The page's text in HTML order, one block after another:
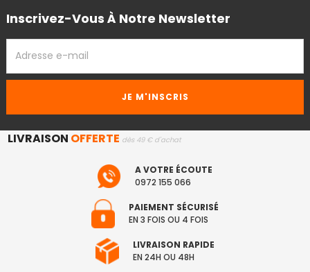
Inscrivez-Vous À Notre Newsletter
EMAIL
LIVRAISON OFFERTE dès 49 € d'achat
A VOTRE ÉCOUTE
0972 155 066
PAIEMENT SÉCURISÉ
EN 3 FOIS OU 4 FOIS
LIVRAISON RAPIDE
EN 24H OU 48H